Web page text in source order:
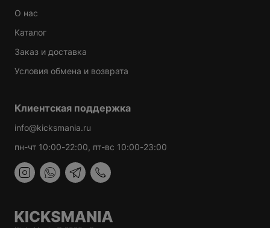
О нас
Каталог
Заказ и доставка
Условия обмена и возврата
Клиентская поддержка
info@kicksmania.ru
пн-чт 10:00-22:00, пт-вс 10:00-23:00